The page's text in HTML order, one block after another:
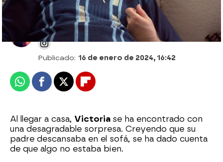
Desirée Castillo
Publicado: 16 de enero de 2024, 16:42
WhatsappFacebook
X Flipboard
Al llegar a casa, Victoria se ha encontrado con
una desagradable sorpresa. Creyendo que su
padre descansaba en el sofá, se ha dado cuenta
de que algo no estaba bien.